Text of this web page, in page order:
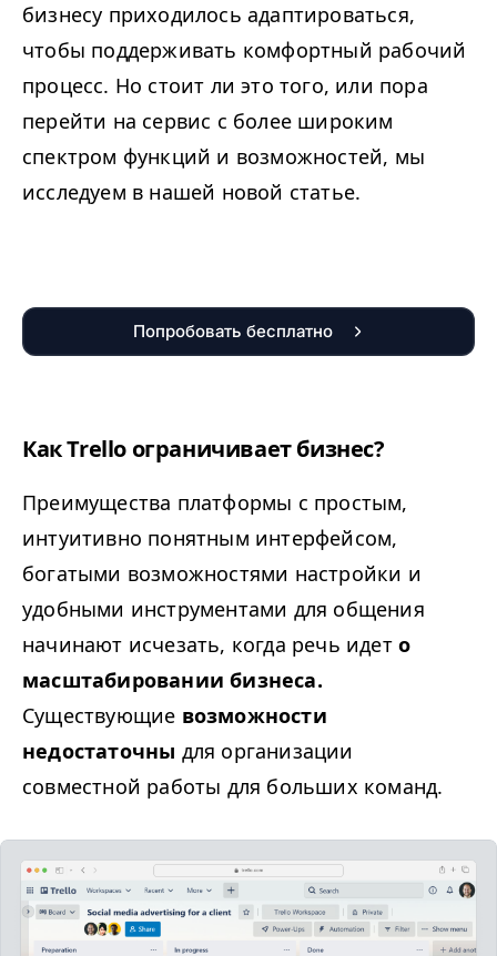
бизнесу приходилось адаптироваться,
чтобы поддерживать комфортный рабочий
процесс. Но стоит ли это того, или пора
перейти на сервис с более широким
спектром функций и возможностей, мы
исследуем в нашей новой статье.
Попробовать бесплатно
Как Trello ограничивает бизнес?
Преимущества платформы с простым,
интуитивно понятным интерфейсом,
богатыми возможностями настройки и
удобными инструментами для общения
начинают исчезать, когда речь идето
масштабировании бизнеса.
Существующие возможности
недостаточны для организации
совместной работы для больших команд.